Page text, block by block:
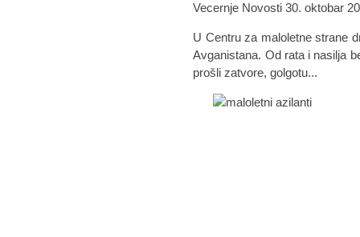
Vecernje Novosti 30. oktobar
U Centru za maloletne strane
Avganistana. Od rata i nasilja
prošli zatvore, golgotu...